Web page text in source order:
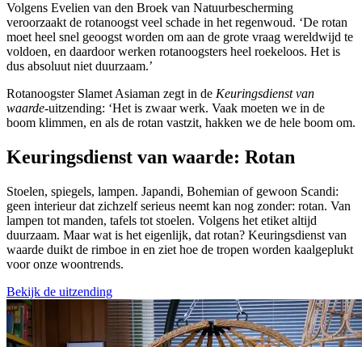
Volgens Evelien van den Broek van Natuurbescherming
veroorzaakt de rotanoogst veel schade in het regenwoud. ‘De rotan
moet heel snel geoogst worden om aan de grote vraag wereldwijd te
voldoen, en daardoor werken rotanoogsters heel roekeloos. Het is
dus absoluut niet duurzaam.’
Rotanoogster Slamet Asiaman zegt in de Keuringsdienst van
waarde-uitzending: ‘Het is zwaar werk. Vaak moeten we in de
boom klimmen, en als de rotan vastzit, hakken we de hele boom om.
Keuringsdienst van waarde: Rotan
Stoelen, spiegels, lampen. Japandi, Bohemian of gewoon Scandi:
geen interieur dat zichzelf serieus neemt kan nog zonder: rotan. Van
lampen tot manden, tafels tot stoelen. Volgens het etiket altijd
duurzaam. Maar wat is het eigenlijk, dat rotan? Keuringsdienst van
waarde duikt de rimboe in en ziet hoe de tropen worden kaalgeplukt
voor onze woontrends.
Bekijk de uitzending